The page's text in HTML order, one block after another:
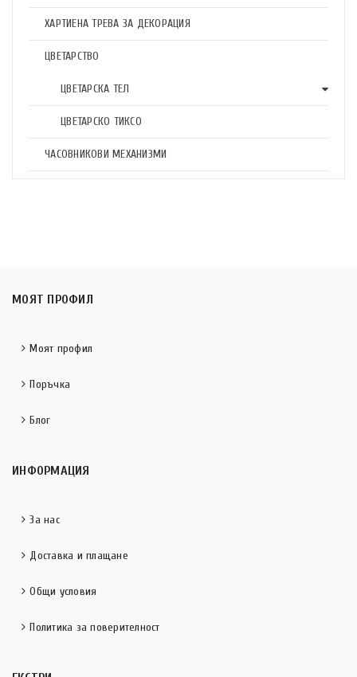
ХАРТИЕНА ТРЕВА ЗА ДЕКОРАЦИЯ
ЦВЕТАРСТВО
ЦВЕТАРСКА ТЕЛ
ЦВЕТАРСКО ТИКСО
ЧАСОВНИКОВИ МЕХАНИЗМИ
МОЯТ ПРОФИЛ
Моят профил
Поръчка
Блог
ИНФОРМАЦИЯ
За нас
Доставка и плащане
Общи условия
Политика за поверителност